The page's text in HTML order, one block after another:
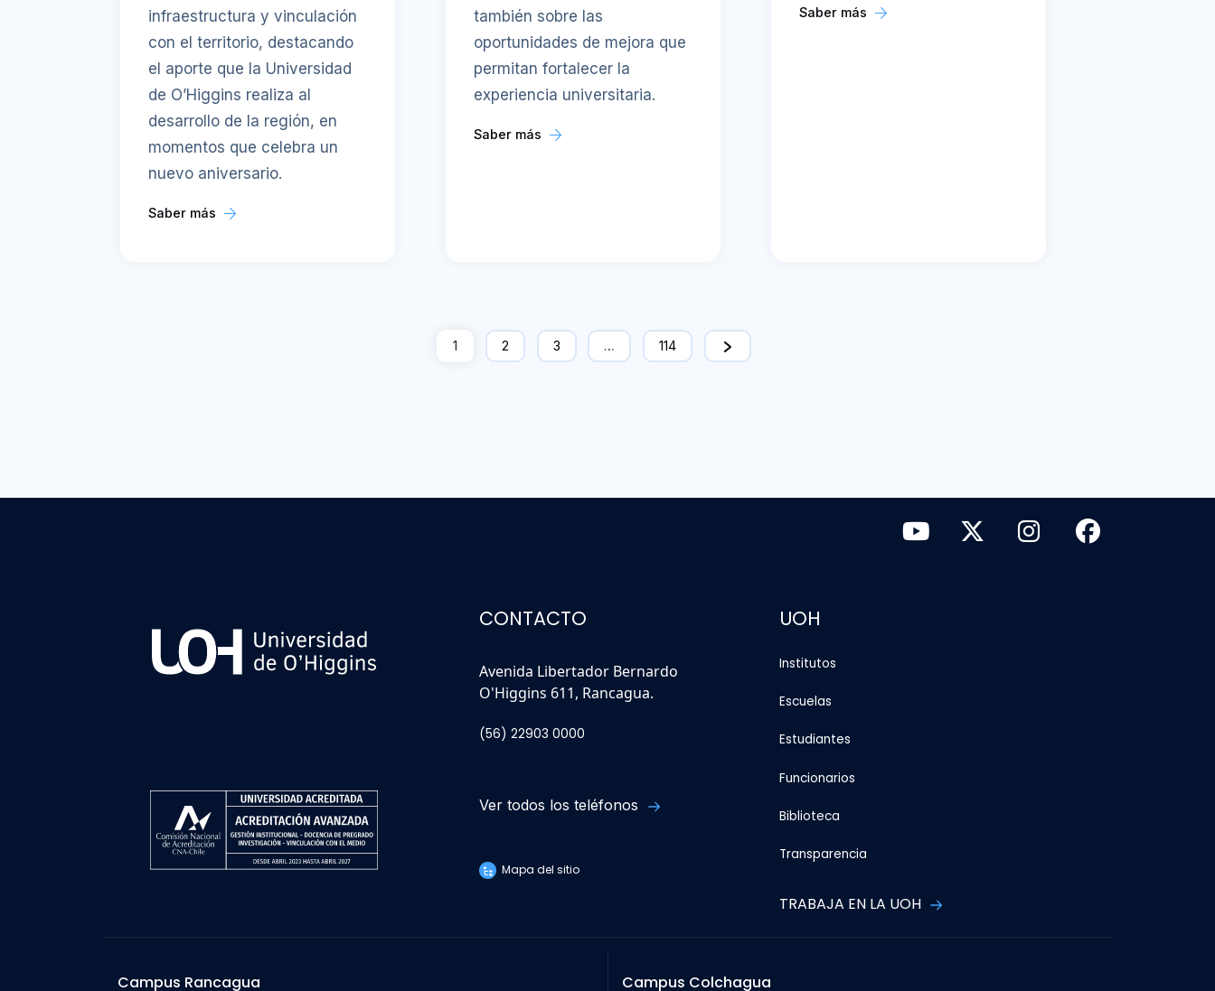
infraestructura y vinculación
con el territorio, destacando
el aporte que la Universidad
de O’Higgins realiza al
desarrollo de la región, en
momentos que celebra un
nuevo aniversario.
Saber más
también sobre las
oportunidades de mejora que
permitan fortalecer la
experiencia universitaria.
Saber más
Saber más
1 2 3 … 114
CONTACTO
Avenida Libertador Bernardo
O'Higgins 611, Rancagua.
(56) 22903 0000
Ver todos los teléfonos
Mapa del sitio
UOH
Institutos
Escuelas
Estudiantes
Funcionarios
Biblioteca
Transparencia
TRABAJA EN LA UOH
Campus Rancagua Campus Colchagua